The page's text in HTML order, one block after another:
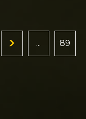
... 89